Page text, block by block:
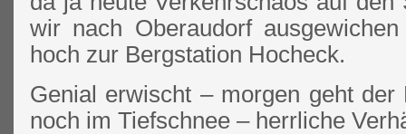
wir nach Oberaudorf
hoch zur Bergstation Hocheck.
Genial erwischt – morgen geht
noch im Tiefschnee – herrliche